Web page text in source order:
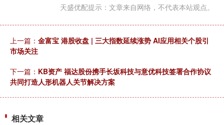
天盛优配提示：文章来自网络，不代表本站观点。
上一篇： 金富宝 港股收盘 | 三大指数延续涨势 AI应用相关个股引
市场关注
下一篇： KB资产 福达股份携手长坂科技与意优科技签署合作协议
共同打造人形机器人关节解决方案
相关文章